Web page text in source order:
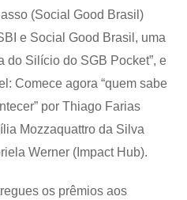
(Social Good Brasil)
e Social Good Brasil, uma
do Silício do SGB Pocket”, e
Comece agora “quem sabe
por Thiago Farias
Mozzaquattro da Silva
Werner (Impact Hub).
os prêmios aos